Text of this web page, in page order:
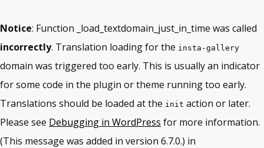
Notice: Function _load_textdomain_just_in_time was called
incorrectly. Translation loading for the insta-gallery
domain was triggered too early. This is usually an indicator
for some code in the plugin or theme running too early.
Translations should be loaded at the init action or later.
Please see Debugging in WordPress for more information.
(This message was added in version 6.7.0.) in